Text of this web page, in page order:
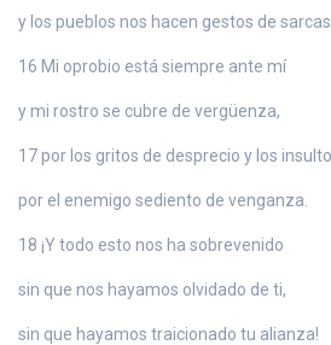
y los pueblos nos hacen gestos de
16 Mi oprobio está siempre ante mí
y mi rostro se cubre de vergüenza,
17 por los gritos de desprecio y los
por el enemigo sediento de venganza.
18 ¡Y todo esto nos ha sobrevenido
sin que nos hayamos olvidado de ti,
sin que hayamos traicionado tu alianza!